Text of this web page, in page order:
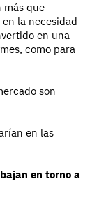
más que
la necesidad
en una
como para
son
en las
en torno a